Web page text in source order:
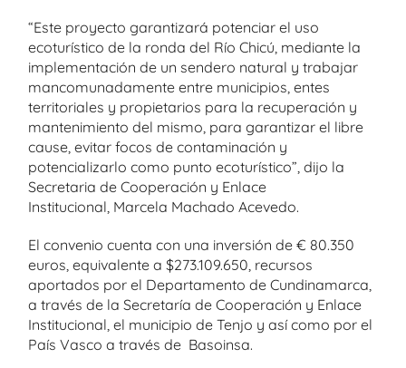
“Este proyecto garantizará potenciar el uso
ecoturístico de la ronda del Río Chicú, mediante la
implementación de un sendero natural y trabajar
mancomunadamente entre municipios, entes
territoriales y propietarios para la recuperación y
mantenimiento del mismo, para garantizar el libre
cause, evitar focos de contaminación y
potencializarlo como punto ecoturístico”, dijo la
Secretaria de Cooperación y Enlace
Institucional, Marcela Machado Acevedo.
El convenio cuenta con una inversión de € 80.350
euros, equivalente a $273.109.650, recursos
aportados por el Departamento de Cundinamarca,
a través de la Secretaría de Cooperación y Enlace
Institucional, el municipio de Tenjo y así como por el
País Vasco a través de Basoinsa.